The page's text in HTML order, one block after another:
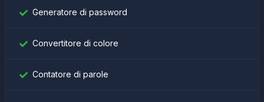
Generatore di password
Convertitore di colore
Contatore di parole